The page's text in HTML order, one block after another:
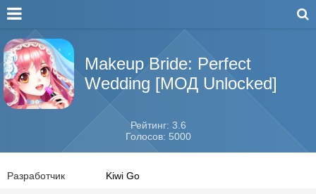
Makeup Bride: Perfect
Wedding [МОД Unlocked]
Рейтинг: 3.6
Голосов: 5000
Разработчик Kiwi Go